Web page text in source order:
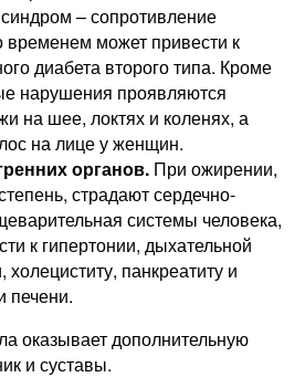
– сопротивление
временем может привести к
диабета второго типа. Кроме
нарушения проявляются
на шее, локтях и коленях, а
на лице у женщин.
органов. При ожирении,
страдают сердечно-
системы человека,
к гипертонии, дыхательной
холециститу, панкреатиту и
печени.
оказывает дополнительную
и суставы.